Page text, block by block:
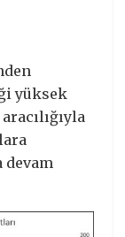
yüksek
devam